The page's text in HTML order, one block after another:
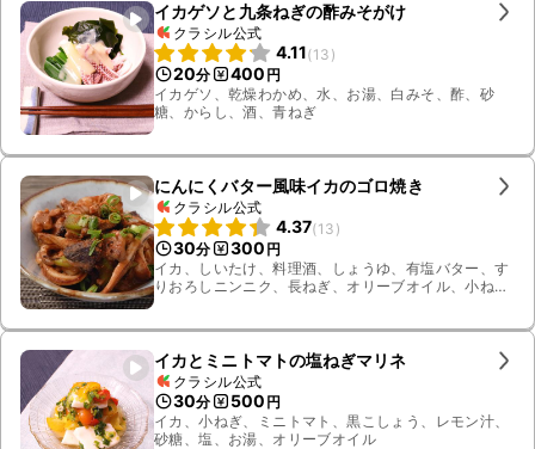
イカゲソと九条ねぎの酢みそがけ
クラシル公式
4.11(13 )
20分 400 円
イカゲソ、乾燥わかめ、水、お湯、白みそ、酢、砂
糖、からし、酒、青ねぎ
にんにくバター風味イカのゴロ焼き
クラシル公式
4.37(13 )
30分 300 円
イカ、しいたけ、料理酒、しょうゆ、有塩バター、す
りおろしニンニク、長ねぎ、オリーブオイル、小ね
イカとミニトマトの塩ねぎマリネ
クラシル公式
30分 500 円
イカ、小ねぎ、ミニトマト、黒こしょう、レモン汁、
砂糖、塩、お湯、オリーブオイル